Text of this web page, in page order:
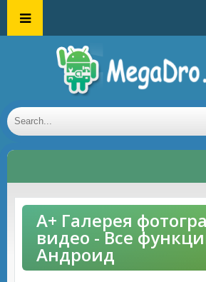
A+ Галерея
видео - Все
Андроид